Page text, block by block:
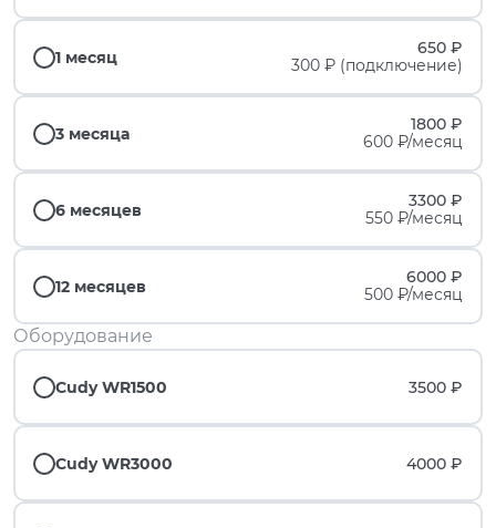
1 месяц
650 ₽
300 ₽ (подключение)
3 месяца
1800 ₽
600 ₽/месяц
6 месяцев
3300 ₽
550 ₽/месяц
12 месяцев
6000 ₽
500 ₽/месяц
Оборудование
Cudy WR1500 3500 ₽
Cudy WR3000 4000 ₽